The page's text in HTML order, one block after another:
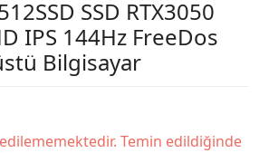
SSD RTX3050
IPS 144Hz FreeDos
Bilgisayar
Temin edildiğinde